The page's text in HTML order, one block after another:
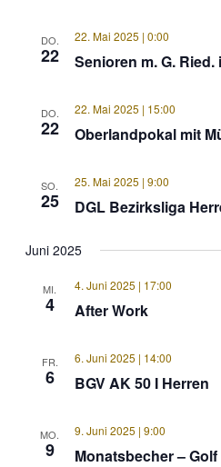
DO.
22 Senioren m. G.
22. Mai 2025 | 0:00
DO.
22 Oberlandpokal mit
22. Mai 2025 | 15:00
SO.
25 DGL Bezirksliga
25. Mai 2025 | 9:00
Juni 2025
MI.
4 After Work
4. Juni 2025 | 17:00
FR.
6 BGV AK 50 I Herren
6. Juni 2025 | 14:00
MO.
9 Monatsbecher –
9. Juni 2025 | 9:00